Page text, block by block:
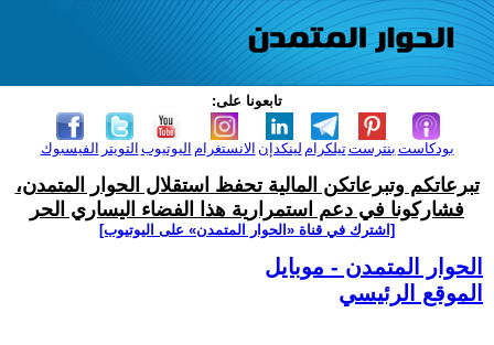
تابعونا على:
الفيسبوك التويتر اليوتيوب الانستغرام لينكدإن تيلكرامبنترست بودكاست
تبرعاتكم وتبرعاتكن المالية تحفظ استقلال الحوار المتمدن،
فشاركونا في دعم استمرارية هذا الفضاء اليساري الحر
[اشترك في قناة ‫«الحوار المتمدن» على اليوتيوب]
الحوار المتمدن - موبايل
الموقع الرئيسي